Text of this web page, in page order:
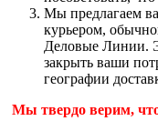
Мы предлагаем
курьером,
Деловые Линии.
закрыть ваши
географии
Мы твердо верим,